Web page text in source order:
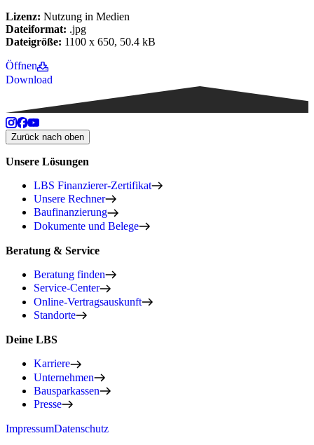
Lizenz: Nutzung in Medien
Dateiformat: .jpg
Dateigröße: 1100 x 650, 50.4 kB
Öffnen
Download
Zurück nach oben
Unsere Lösungen
LBS Finanzierer-Zertifikat
Unsere Rechner
Baufinanzierung
Dokumente und Belege
Beratung & Service
Beratung finden
Service-Center
Online-Vertragsauskunft
Standorte
Deine LBS
Karriere
Unternehmen
Bausparkassen
Presse
ImpressumDatenschutz